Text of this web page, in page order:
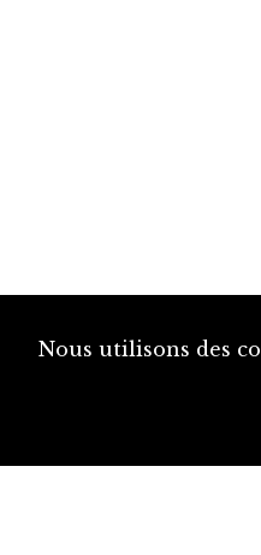
Nous utilisons des